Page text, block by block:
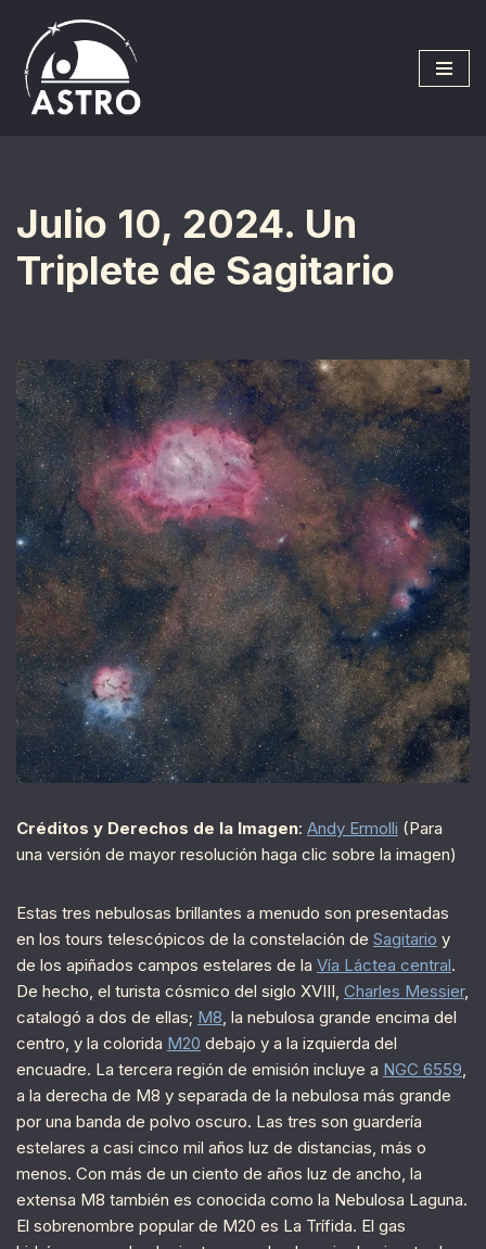
Saltar
al
contenido
Julio 10, 2024. Un
Triplete de Sagitario
Créditos y Derechos de la Imagen: Andy Ermolli (Para
una versión de mayor resolución haga clic sobre la imagen)
Estas tres nebulosas brillantes a menudo son presentadas
en los tours telescópicos de la constelación de Sagitario y
de los apiñados campos estelares de la Vía Láctea central.
De hecho, el turista cósmico del siglo XVIII, Charles Messier,
catalogó a dos de ellas; M8, la nebulosa grande encima del
centro, y la colorida M20 debajo y a la izquierda del
encuadre. La tercera región de emisión incluye a NGC 6559,
a la derecha de M8 y separada de la nebulosa más grande
por una banda de polvo oscuro. Las tres son guardería
estelares a casi cinco mil años luz de distancias, más o
menos. Con más de un ciento de años luz de ancho, la
extensa M8 también es conocida como la Nebulosa Laguna.
El sobrenombre popular de M20 es La Trífida. El gas